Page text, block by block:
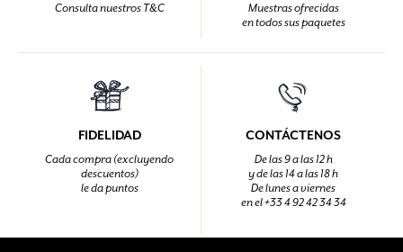
Consulta nuestros T&C
Muestras ofrecidas
en todos sus paquetes
FIDELIDAD
Cada compra (excluyendo
descuentos)
le da puntos
CONTÁCTENOS
De las 9 a las 12 h
y de las 14 a las 18 h
De lunes a viernes
en el +33 4 92 42 34 34